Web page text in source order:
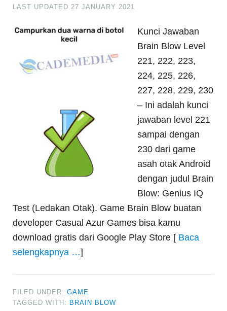
LAST UPDATED 27 JANUARY 2021
Kunci Jawaban
Brain Blow Level
221, 222, 223,
224, 225, 226,
227, 228, 229, 230
– Ini adalah kunci
jawaban level 221
sampai dengan
230 dari game
asah otak Android
dengan judul Brain
Blow: Genius IQ
Test (Ledakan Otak). Game Brain Blow buatan
developer Casual Azur Games bisa kamu
download gratis dari Google Play Store [ Baca
selengkapnya …]
FILED UNDER:GAME
TAGGED WITH: BRAIN BLOW